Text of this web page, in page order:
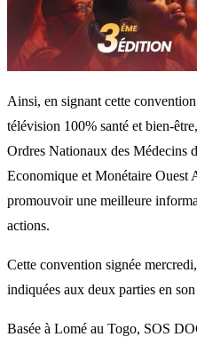
Ainsi, en signant cette
télévision 100% santé et bien-
Ordres Nationaux des Médecins
Economique et Monétaire
promouvoir une meilleure
actions.
Cette convention signée
indiquées aux deux parties en
Basée à Lomé au Togo, SOS